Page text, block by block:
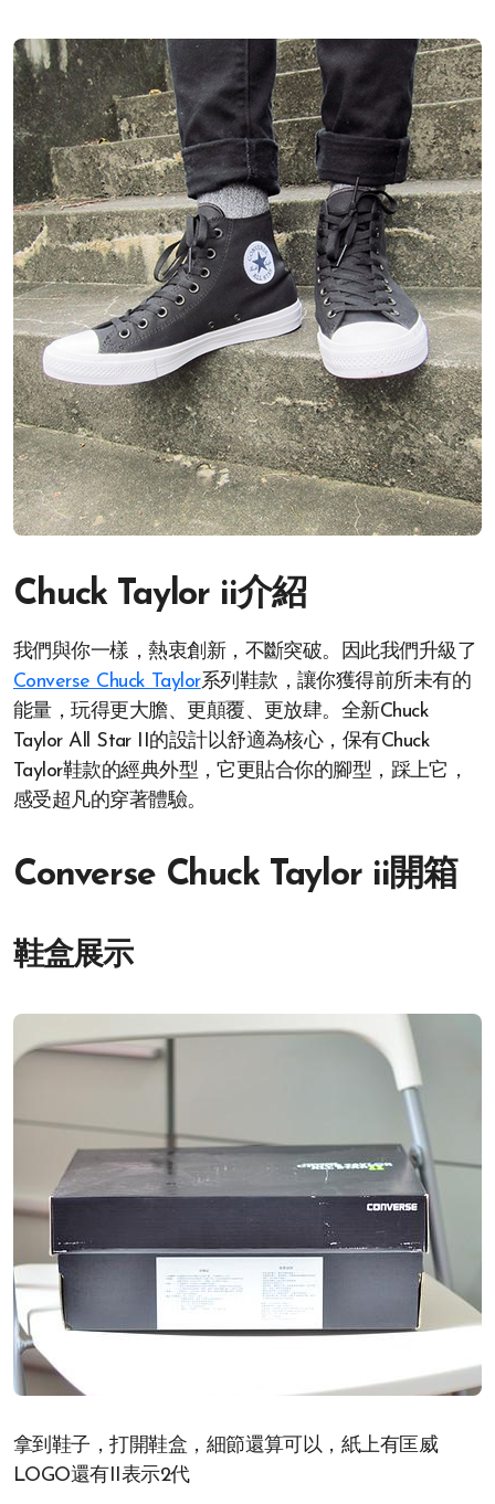
Chuck Taylor ii介紹
我們與你一樣，熱衷創新，不斷突破。因此我們升級了
Converse Chuck Taylor系列鞋款，讓你獲得前所未有的
能量，玩得更大膽、更顛覆、更放肆。全新Chuck
Taylor All Star II的設計以舒適為核心，保有Chuck
Taylor鞋款的經典外型，它更貼合你的腳型，踩上它，
感受超凡的穿著體驗。
Converse Chuck Taylor ii開箱
鞋盒展示
拿到鞋子，打開鞋盒，細節還算可以，紙上有匡威
LOGO還有II表示2代